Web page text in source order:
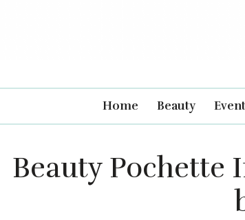
Home Beauty
Beauty Pochette